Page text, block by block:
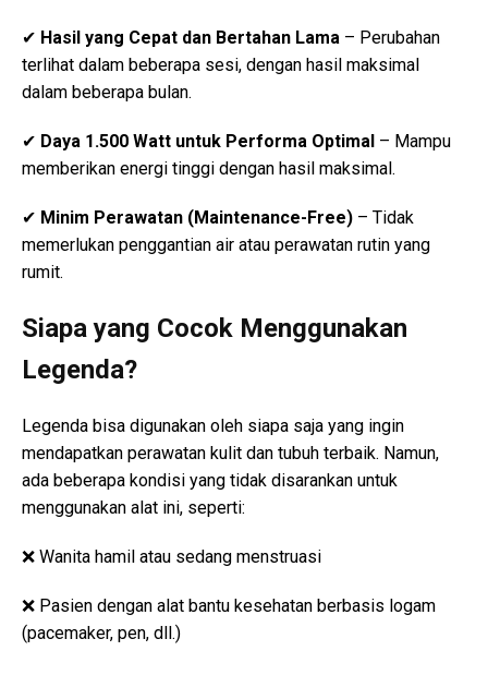
✔ Hasil yang Cepat dan Bertahan Lama – Perubahan
terlihat dalam beberapa sesi, dengan hasil maksimal
dalam beberapa bulan.
✔ Daya 1.500 Watt untuk Performa Optimal – Mampu
memberikan energi tinggi dengan hasil maksimal.
✔ Minim Perawatan (Maintenance-Free) – Tidak
memerlukan penggantian air atau perawatan rutin yang
rumit.
Siapa yang Cocok Menggunakan
Legenda?
Legenda bisa digunakan oleh siapa saja yang ingin
mendapatkan perawatan kulit dan tubuh terbaik. Namun,
ada beberapa kondisi yang tidak disarankan untuk
menggunakan alat ini, seperti:
❌ Wanita hamil atau sedang menstruasi
❌ Pasien dengan alat bantu kesehatan berbasis logam
(pacemaker, pen, dll.)